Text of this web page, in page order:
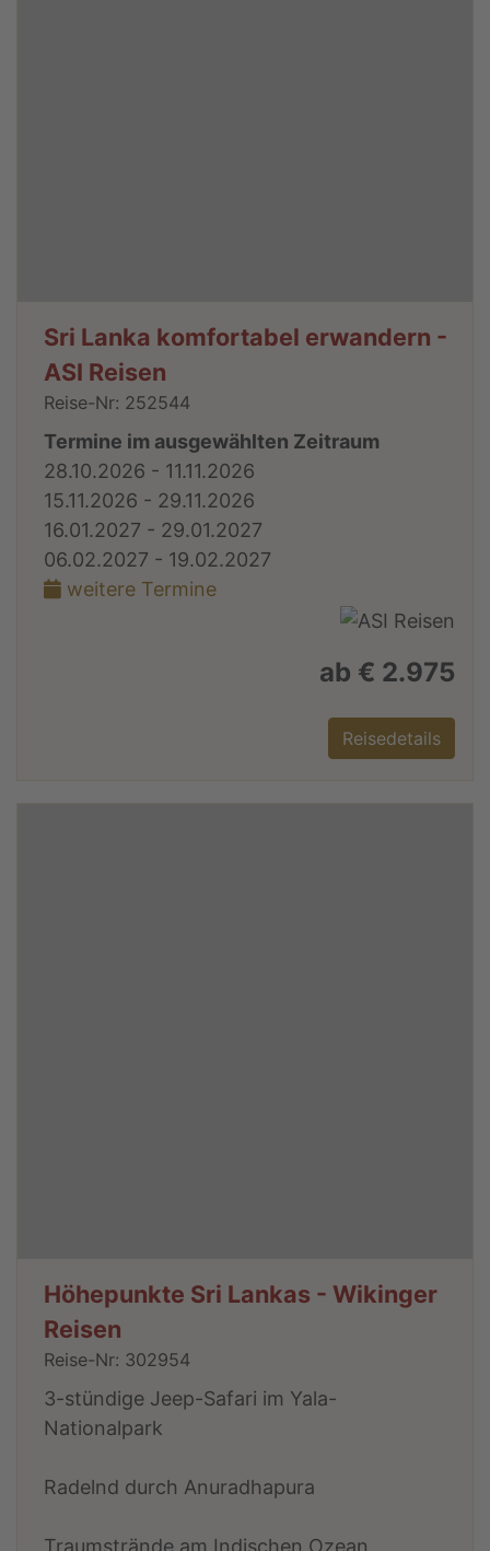
Sri Lanka komfortabel erwandern -
ASI Reisen
Reise-Nr: 252544
Termine im ausgewählten Zeitraum
28.10.2026 - 11.11.2026
15.11.2026 - 29.11.2026
16.01.2027 - 29.01.2027
06.02.2027 - 19.02.2027
weitere Termine
ab € 2.975
Reisedetails
Höhepunkte Sri Lankas - Wikinger
Reisen
Reise-Nr: 302954
3-stündige Jeep-Safari im Yala-
Nationalpark
Radelnd durch Anuradhapura
Traumstrände am Indischen Ozean